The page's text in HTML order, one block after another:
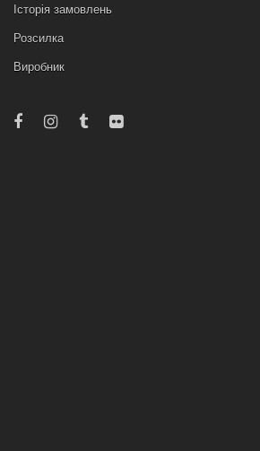
Історія замовлень
Розсилка
Виробник